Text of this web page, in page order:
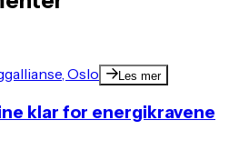
Oslo Les mer
klar for energikravene